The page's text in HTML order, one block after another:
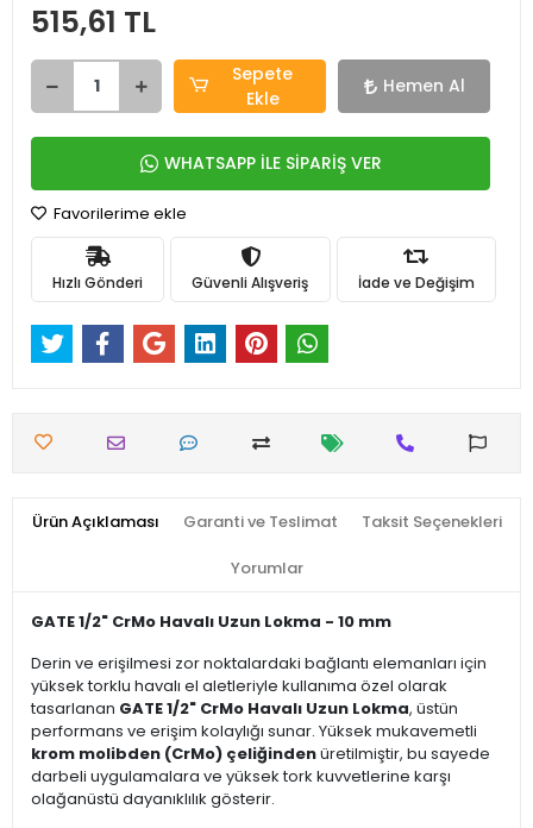
515,61 TL
Sepete
Ekle
Hemen Al
WHATSAPP İLE SİPARİŞ VER
Favorilerime ekle
Hızlı Gönderi Güvenli Alışveriş İade ve Değişim
Ürün Açıklaması Garanti ve Teslimat Taksit Seçenekleri
Yorumlar
GATE 1/2" CrMo Havalı Uzun Lokma - 10 mm
Derin ve erişilmesi zor noktalardaki bağlantı elemanları için
yüksek torklu havalı el aletleriyle kullanıma özel olarak
tasarlanan GATE 1/2" CrMo Havalı Uzun Lokma, üstün
performans ve erişim kolaylığı sunar. Yüksek mukavemetli
krom molibden (CrMo) çeliğindenüretilmiştir, bu sayede
darbeli uygulamalara ve yüksek tork kuvvetlerine karşı
olağanüstü dayanıklılık gösterir.